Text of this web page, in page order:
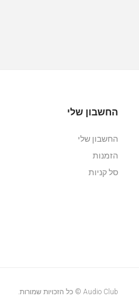
החשבון שלי
החשבון שלי
הזמנות
סל קניות
Audio Club © כל הזכויות שמורות.